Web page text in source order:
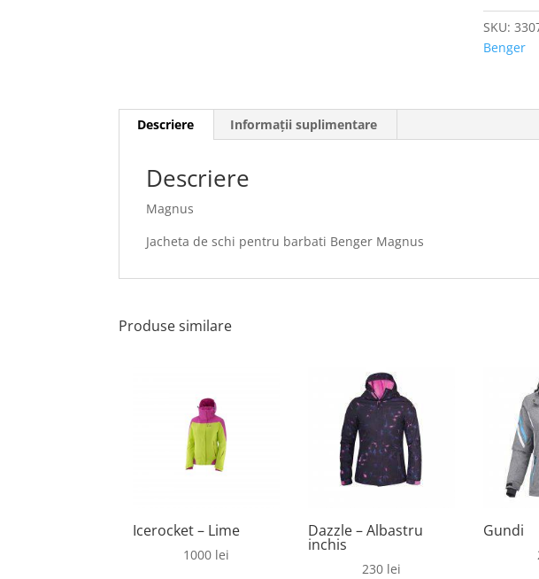
SKU:
Benger
Descriere Informații suplimentare
Descriere
Magnus
Jacheta de schi pentru barbati Benger Magnus
Produse similare
Icerocket – Lime
1000 lei
Dazzle – Albastru
inchis
230 lei
Gundi